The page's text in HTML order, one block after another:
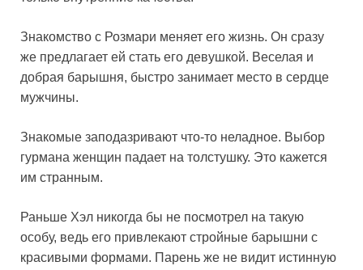
Знакомство с Розмари меняет его жизнь. Он сразу
же предлагает ей стать его девушкой. Веселая и
добрая барышня, быстро занимает место в сердце
мужчины.
Знакомые заподазривают что-то неладное. Выбор
гурмана женщин падает на толстушку. Это кажется
им странным.
Раньше Хэл никогда бы не посмотрел на такую
особу, ведь его привлекают стройные барышни с
красивыми формами. Парень же не видит истинную